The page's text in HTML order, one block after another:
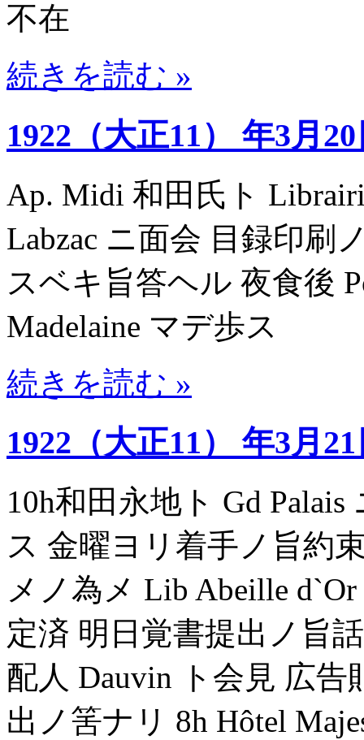
不在
続きを読む »
1922（大正11） 年3月
Ap. Midi 和田氏ト
Labzac ニ面会 目録印刷
スベキ旨答ヘル 夜食後
Madelaine マデ歩ス
続きを読む »
1922（大正11） 年3月
10h和田永地ト Gd
ス 金曜ヨリ着手ノ旨約
メノ為メ Lib Abeille
定済 明日覚書提出ノ旨
配人 Dauvin ト会見 広
出ノ筈ナリ 8h Hôtel